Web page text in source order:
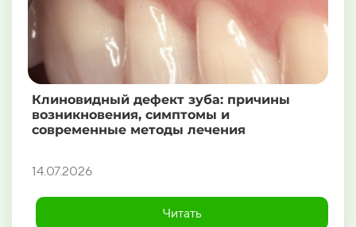
Клиновидный дефект зуба: причины
возникновения, симптомы и
современные методы лечения
14.07.2026
Читать